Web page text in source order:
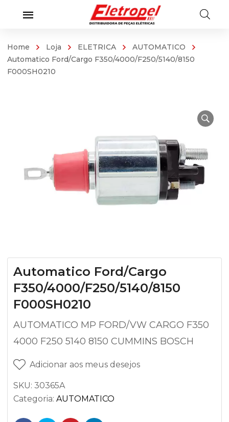
Home Loja ELETRICA
AUTOMATICO
Automatico Ford/Cargo F350/4000/F250/5140/8150
F000SH0210
Automatico Ford/Cargo
F350/4000/F250/5140/8150
F000SH0210
AUTOMATICO MP FORD/VW CARGO F350
4000 F250 5140 8150 CUMMINS BOSCH
Adicionar aos meus desejos
SKU: 30365A
Categoria: AUTOMATICO